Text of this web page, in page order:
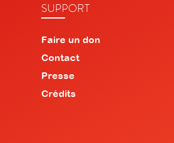
SUPPORT
Faire un don
Contact
Presse
Crédits